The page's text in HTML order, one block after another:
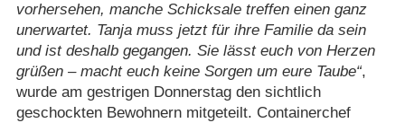
vorhersehen, manche Schicksale treffen einen ganz
unerwartet. Tanja muss jetzt für ihre Familie da sein
und ist deshalb gegangen. Sie lässt euch von Herzen
grüßen – macht euch keine Sorgen um eure Taube ,
wurde am gestrigen Donnerstag den sichtlich
geschockten Bewohnern mitgeteilt. Containerchef